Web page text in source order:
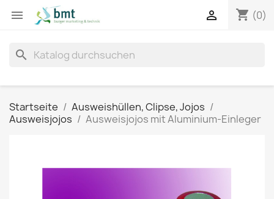
 shopping_cart (0)

search
Startseite
Ausweishüllen, Clipse, Jojos
Ausweisjojos
Ausweisjojos mit Aluminium-Einleger